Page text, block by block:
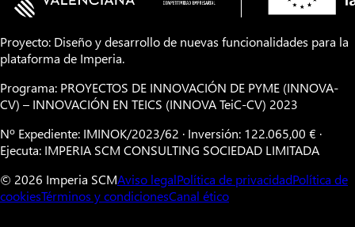
Proyecto: Diseño y desarrollo de nuevas funcionalidades para la
plataforma de Imperia.
Programa: PROYECTOS DE INNOVACIÓN DE PYME (INNOVA-
CV) – INNOVACIÓN EN TEICS (INNOVA TeiC-CV) 2023
Nº Expediente: IMINOK/2023/62 · Inversión: 122.065,00 € ·
Ejecuta: IMPERIA SCM CONSULTING SOCIEDAD LIMITADA
© 2026 Imperia SCMAviso legalPolítica de privacidadPolítica de
cookiesTérminos y condicionesCanal ético